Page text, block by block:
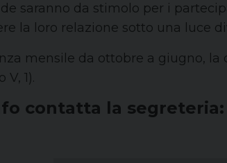
saranno da stimolo per i
la loro relazione sotto una luce
mensile da ottobre a giugno, la
V, 1).
contatta la